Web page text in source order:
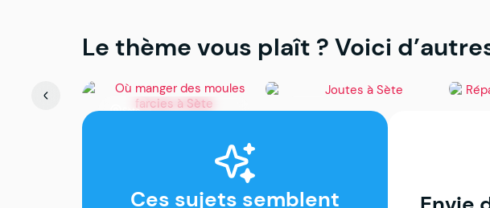
Le thème vous plaît ? Voici
Sète Sète
Ces sujets semblent